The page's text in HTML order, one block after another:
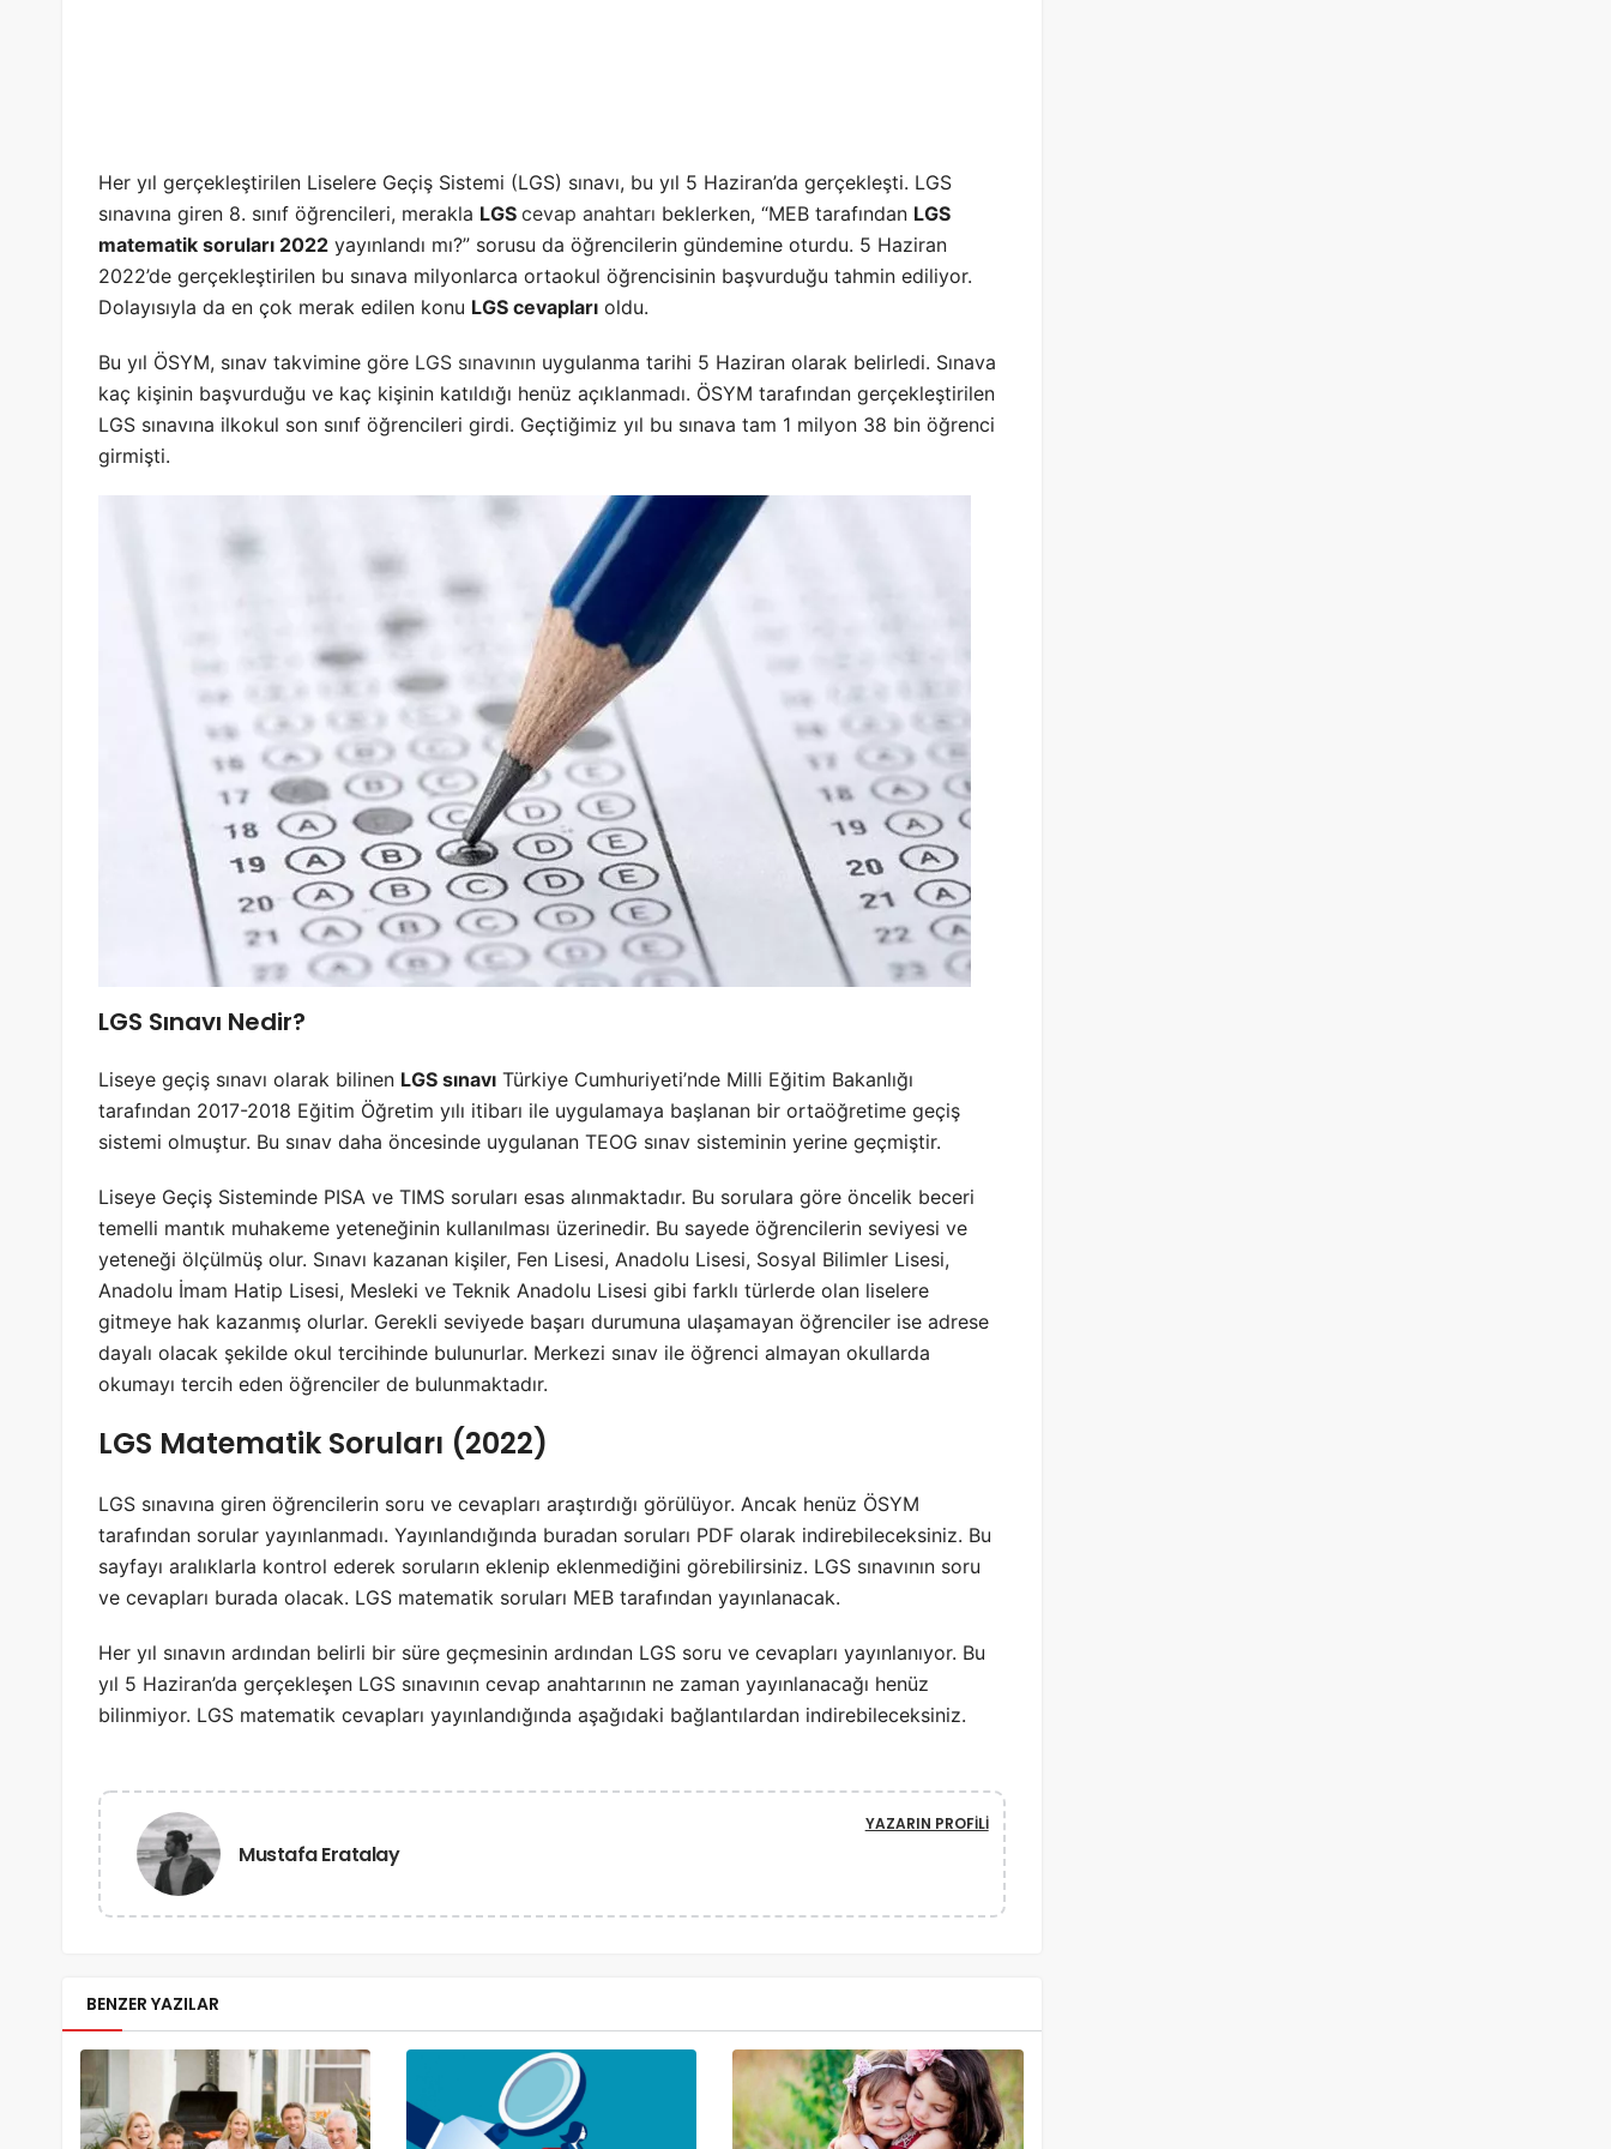
Her yıl gerçekleştirilen Liselere Geçiş Sistemi (LGS) sınavı, bu yıl 5 Haziran’da gerçekleşti. LGS
sınavına giren 8. sınıf öğrencileri, merakla LGS cevap anahtarı beklerken, “MEB tarafından LGS
matematik soruları 2022 yayınlandı mı?” sorusu da öğrencilerin gündemine oturdu. 5 Haziran
2022’de gerçekleştirilen bu sınava milyonlarca ortaokul öğrencisinin başvurduğu tahmin ediliyor.
Dolayısıyla da en çok merak edilen konu LGS cevapları oldu.
Bu yıl ÖSYM, sınav takvimine göre LGS sınavının uygulanma tarihi 5 Haziran olarak belirledi. Sınava
kaç kişinin başvurduğu ve kaç kişinin katıldığı henüz açıklanmadı. ÖSYM tarafından gerçekleştirilen
LGS sınavına ilkokul son sınıf öğrencileri girdi. Geçtiğimiz yıl bu sınava tam 1 milyon 38 bin öğrenci
girmişti.
LGS Sınavı Nedir?
Liseye geçiş sınavı olarak bilinen LGS sınavı Türkiye Cumhuriyeti’nde Milli Eğitim Bakanlığı
tarafından 2017-2018 Eğitim Öğretim yılı itibarı ile uygulamaya başlanan bir ortaöğretime geçiş
sistemi olmuştur. Bu sınav daha öncesinde uygulanan TEOG sınav sisteminin yerine geçmiştir.
Liseye Geçiş Sisteminde PISA ve TIMS soruları esas alınmaktadır. Bu sorulara göre öncelik beceri
temelli mantık muhakeme yeteneğinin kullanılması üzerinedir. Bu sayede öğrencilerin seviyesi ve
yeteneği ölçülmüş olur. Sınavı kazanan kişiler, Fen Lisesi, Anadolu Lisesi, Sosyal Bilimler Lisesi,
Anadolu İmam Hatip Lisesi, Mesleki ve Teknik Anadolu Lisesi gibi farklı türlerde olan liselere
gitmeye hak kazanmış olurlar. Gerekli seviyede başarı durumuna ulaşamayan öğrenciler ise adrese
dayalı olacak şekilde okul tercihinde bulunurlar. Merkezi sınav ile öğrenci almayan okullarda
okumayı tercih eden öğrenciler de bulunmaktadır.
LGS Matematik Soruları (2022)
LGS sınavına giren öğrencilerin soru ve cevapları araştırdığı görülüyor. Ancak henüz ÖSYM
tarafından sorular yayınlanmadı. Yayınlandığında buradan soruları PDF olarak indirebileceksiniz. Bu
sayfayı aralıklarla kontrol ederek soruların eklenip eklenmediğini görebilirsiniz. LGS sınavının soru
ve cevapları burada olacak. LGS matematik soruları MEB tarafından yayınlanacak.
Her yıl sınavın ardından belirli bir süre geçmesinin ardından LGS soru ve cevapları yayınlanıyor. Bu
yıl 5 Haziran’da gerçekleşen LGS sınavının cevap anahtarının ne zaman yayınlanacağı henüz
bilinmiyor. LGS matematik cevapları yayınlandığında aşağıdaki bağlantılardan indirebileceksiniz.
Mustafa Eratalay
YAZARIN PROFILI
BENZER YAZILAR